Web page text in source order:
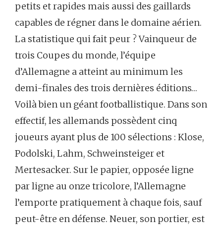
petits et rapides mais aussi des gaillards
capables de régner dans le domaine aérien.
La statistique qui fait peur ? Vainqueur de
trois Coupes du monde, l’équipe
d’Allemagne a atteint au minimum les
demi-finales des trois dernières éditions…
Voilà bien un géant footballistique. Dans son
effectif, les allemands possèdent cinq
joueurs ayant plus de 100 sélections : Klose,
Podolski, Lahm, Schweinsteiger et
Mertesacker. Sur le papier, opposée ligne
par ligne au onze tricolore, l’Allemagne
l’emporte pratiquement à chaque fois, sauf
peut-être en défense. Neuer, son portier, est